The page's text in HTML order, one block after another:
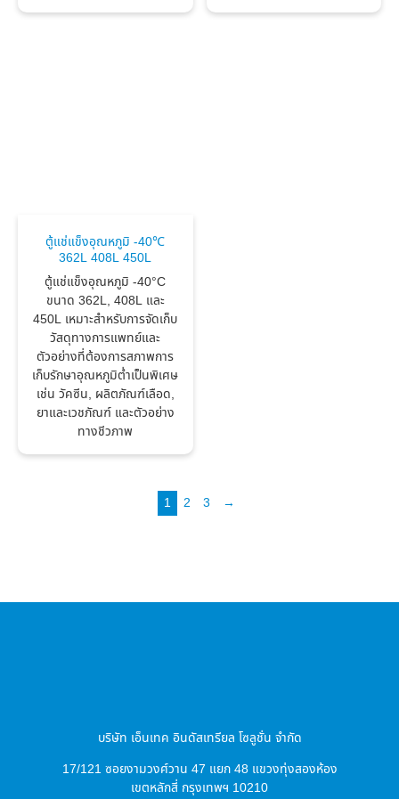
ตู้แช่แข็งอุณหภูมิ -40℃
362L 408L 450L
ตู้แช่แข็งอุณหภูมิ -40°C
ขนาด 362L, 408L และ
450L เหมาะสำหรับการจัดเก็บ
วัสดุทางการแพทย์และ
ตัวอย่างที่ต้องการสภาพการ
เก็บรักษาอุณหภูมิต่ำเป็นพิเศษ
เช่น วัคซีน, ผลิตภัณฑ์เลือด,
ยาและเวชภัณฑ์ และตัวอย่าง
ทางชีวภาพ
1 2 3 →
บริษัท เอ็นเทค อินดัสเทรียล โซลูชั่น จำกัด
17/121 ซอยงามวงศ์วาน 47 แยก 48 แขวงทุ่งสองห้อง
เขตหลักสี่ กรุงเทพฯ 10210